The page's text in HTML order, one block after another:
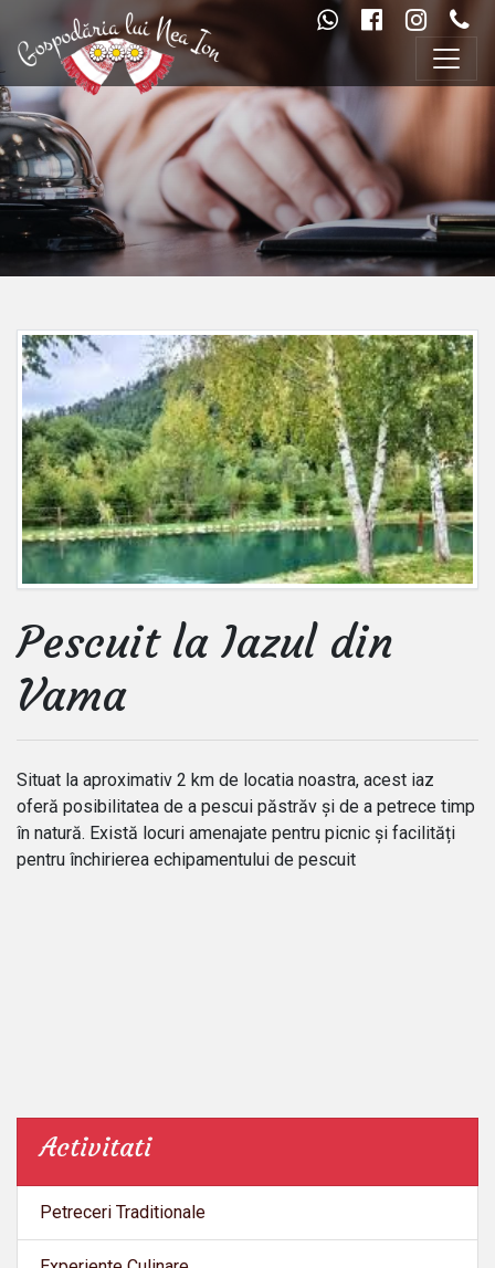
Pescuit la Iazul din
Vama
Situat la aproximativ 2 km de locatia noastra, acest iaz
oferă posibilitatea de a pescui păstrăv și de a petrece timp
în natură. Există locuri amenajate pentru picnic și facilități
pentru închirierea echipamentului de pescuit
Activitati
Petreceri Traditionale